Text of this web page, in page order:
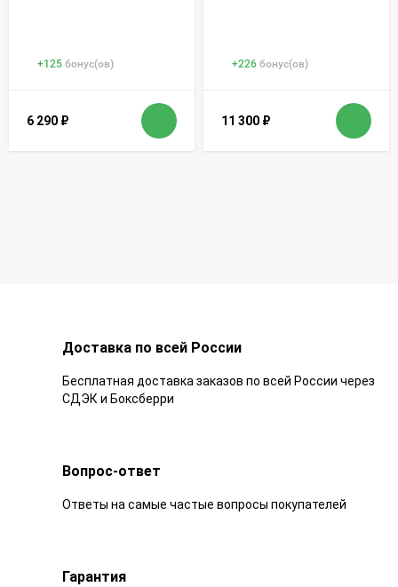
+125 бонус(ов)
6 290 ₽
+226 бонус(ов)
11 300 ₽
Доставка по всей России
Бесплатная доставка заказов по всей России через
СДЭК и Боксберри
Вопрос-ответ
Ответы на самые частые вопросы покупателей
Гарантия